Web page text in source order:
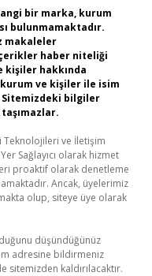
bir marka, kurum
bulunmamaktadır.
makaleler
haber niteliği
kişiler hakkında
kurum ve kişiler ile isim
bilgiler
Teknolojileri ve İletişim
Sağlayıcı olarak hizmet
proaktif olarak denetleme
Ancak, üyelerimiz
olup, siteye üye olarak
düşündüğünüz
adresine bildirmeniz
kaldırılacaktır.